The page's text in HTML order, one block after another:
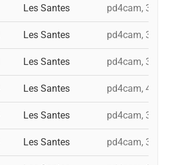
Les Santes pd4cam, 3d9f,
Les Santes pd4cam, 3d9f, i
Les Santes pd4cam, 3d9f,
Les Santes pd4cam, 4d9f,
Les Santes pd4cam, 3d9f,
Les Santes pd4cam, 3d9f,